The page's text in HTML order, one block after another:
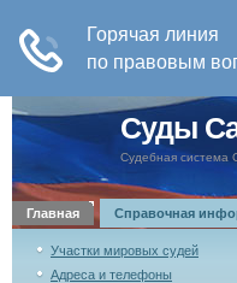
Суды
Судебная система
Главная Справочная
Участки мировых судей
Адреса и телефоны